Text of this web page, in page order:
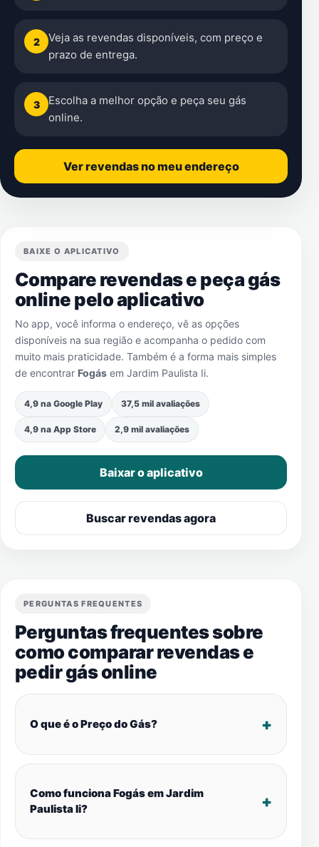
2
Veja as revendas disponíveis, com preço e
prazo de entrega.
3
Escolha a melhor opção e peça seu gás
online.
Ver revendas no meu endereço
BAIXE O APLICATIVO
Compare revendas e peça gás
online pelo aplicativo
No app, você informa o endereço, vê as opções
disponíveis na sua região e acompanha o pedido com
muito mais praticidade. Também é a forma mais simples
de encontrar Fogás em Jardim Paulista Ii.
4,9 na Google Play 37,5 mil avaliações
4,9 na App Store 2,9 mil avaliações
Baixar o aplicativo
Buscar revendas agora
PERGUNTAS FREQUENTES
Perguntas frequentes sobre
como comparar revendas e
pedir gás online
O que é o Preço do Gás?
Como funciona Fogás em Jardim
Paulista Ii?